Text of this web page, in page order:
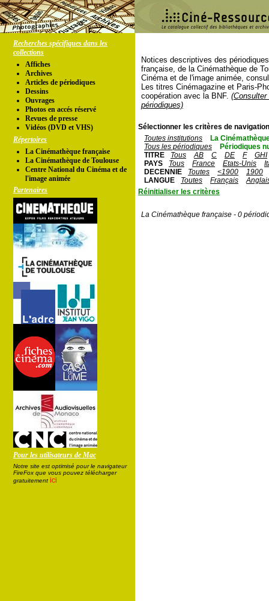
Recherches spécifiques dans les
collections
Affiches
Archives
Articles de périodiques
Dessins
Ouvrages
Photos en accés réservé
Revues de presse
Vidéos (DVD et VHS)
Répertoires
La Cinémathèque française
La Cinémathèque de Toulouse
Centre National du Cinéma et de
l'image animée
Partenaires
Pour les utilisateurs de Mac
Notre site est optimisé pour le navigateur
FireFox que vous pouvez télécharger
gratuitement ici
Notices descriptives des
française, de la Cinémathèque de
Cinéma et de l'image animée,
Les titres Cinémagazine et Paris-
coopération avec la BNF.
périodiques)
Sélectionner les critères de
Toutes institutions
La
Tous les périodiques
Périodiques
TITRE
Tous AB C DE F
GHI
PAYS
Tous France Etats-Unis
DECENNIE
Toutes <1900
1900
LANGUE
Toutes Français
Réinitialiser les critères
La Cinémathèque française - 0